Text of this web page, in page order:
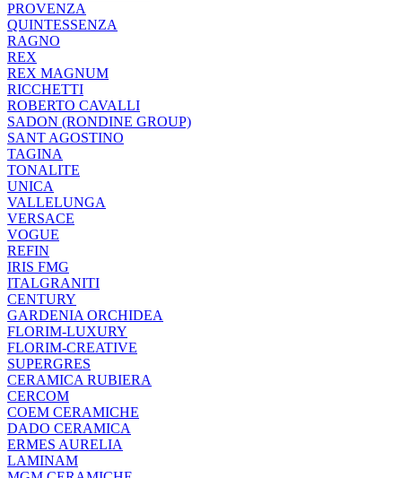
PROVENZA
QUINTESSENZA
RAGNO
REX
REX MAGNUM
RICCHETTI
ROBERTO CAVALLI
SADON (RONDINE GROUP)
SANT AGOSTINO
TAGINA
TONALITE
UNICA
VALLELUNGA
VERSACE
VOGUE
REFIN
IRIS FMG
ITALGRANITI
CENTURY
GARDENIA ORCHIDEA
FLORIM-LUXURY
FLORIM-CREATIVE
SUPERGRES
CERAMICA RUBIERA
CERCOM
COEM CERAMICHE
DADO CERAMICA
ERMES AURELIA
LAMINAM